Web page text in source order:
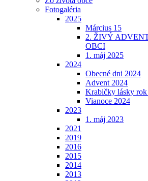
Fotogaléria
2025
Március 15
2. ŽIVÝ
OBCI
1. máj 2025
2024
Obecné dni 2024
Advent 2024
Krabičky lásky
Vianoce 2024
2023
1. máj 2023
2021
2019
2016
2015
2014
2013